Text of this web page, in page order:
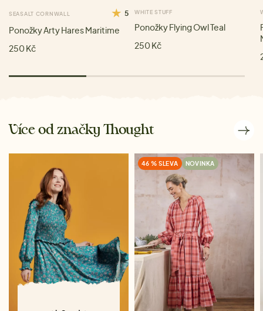
SEASALT CORNWALL 5
Ponožky Arty Hares Maritime
250 Kč
WHITE STUFF
Ponožky Flying Owl Teal
250 Kč
Více od značky Thought
46 % SLEVA NOVINKA